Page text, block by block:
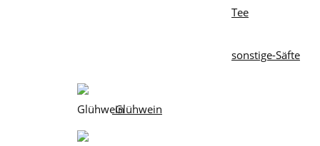
Tee
sonstige-Säfte
Glühwein